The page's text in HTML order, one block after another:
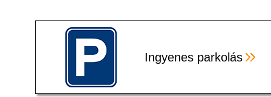
Ingyenes parkolás